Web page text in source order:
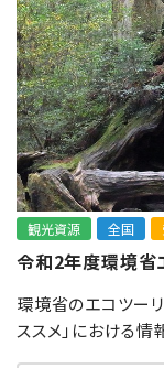
観光資源 全国
令和2年度環境省
環境省のエコツー
ススメ」における